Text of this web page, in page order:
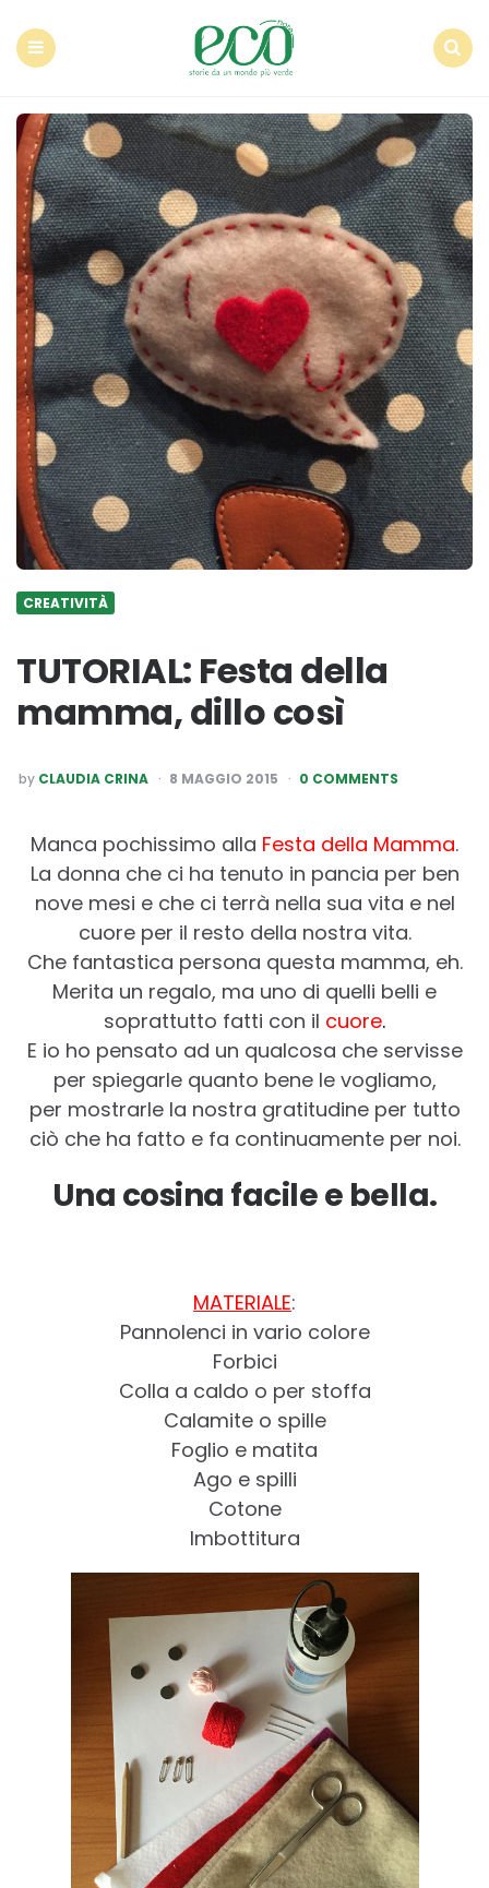
CREATIVITÀ
TUTORIAL: Festa della
mamma, dillo così
POSTED
BY
by CLAUDIA CRINA 8 MAGGIO 2015 0 COMMENTS
Manca pochissimo alla Festa della Mamma.
La donna che ci ha tenuto in pancia per ben
nove mesi e che ci terrà nella sua vita e nel
cuore per il resto della nostra vita.
Che fantastica persona questa mamma, eh.
Merita un regalo, ma uno di quelli belli e
soprattutto fatti con il cuore.
E io ho pensato ad un qualcosa che servisse
per spiegarle quanto bene le vogliamo,
per mostrarle la nostra gratitudine per tutto
ciò che ha fatto e fa continuamente per noi.
Una cosina facile e bella.
MATERIALE:
Pannolenci in vario colore
Forbici
Colla a caldo o per stoffa
Calamite o spille
Foglio e matita
Ago e spilli
Cotone
Imbottitura